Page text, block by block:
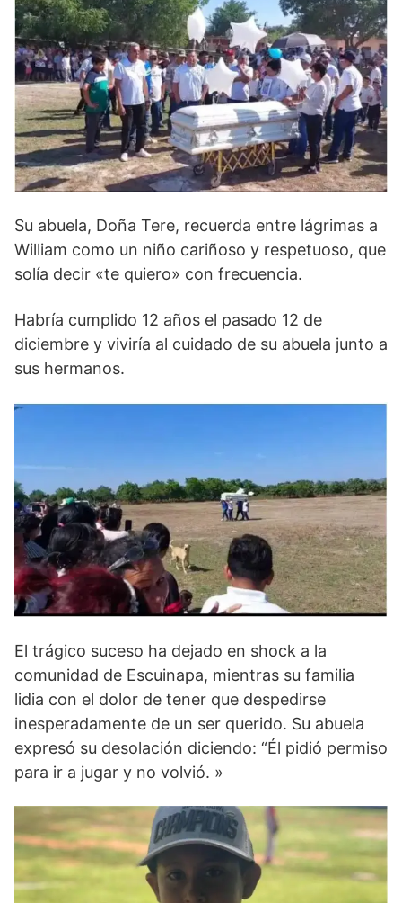
Su abuela, Doña Tere, recuerda entre lágrimas a
William como un niño cariñoso y respetuoso, que
solía decir «te quiero» con frecuencia.
Habría cumplido 12 años el pasado 12 de
diciembre y viviría al cuidado de su abuela junto a
sus hermanos.
El trágico suceso ha dejado en shock a la
comunidad de Escuinapa, mientras su familia
lidia con el dolor de tener que despedirse
inesperadamente de un ser querido. Su abuela
expresó su desolación diciendo: “Él pidió permiso
para ir a jugar y no volvió. »